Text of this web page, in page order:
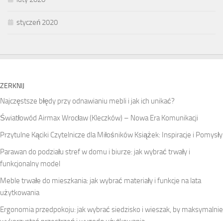
styczeń 2020
ZERKNIJ
Najczęstsze błędy przy odnawianiu mebli i jak ich unikać?
Światłowód Airmax Wrocław (Kleczków) – Nowa Era Komunikacji
Przytulne Kąciki Czytelnicze dla Miłośników Książek: Inspiracje i Pomysły
Parawan do podziału stref w domu i biurze: jak wybrać trwały i
funkcjonalny model
Meble trwałe do mieszkania: jak wybrać materiały i funkcje na lata
użytkowania
Ergonomia przedpokoju: jak wybrać siedzisko i wieszak, by maksymalnie